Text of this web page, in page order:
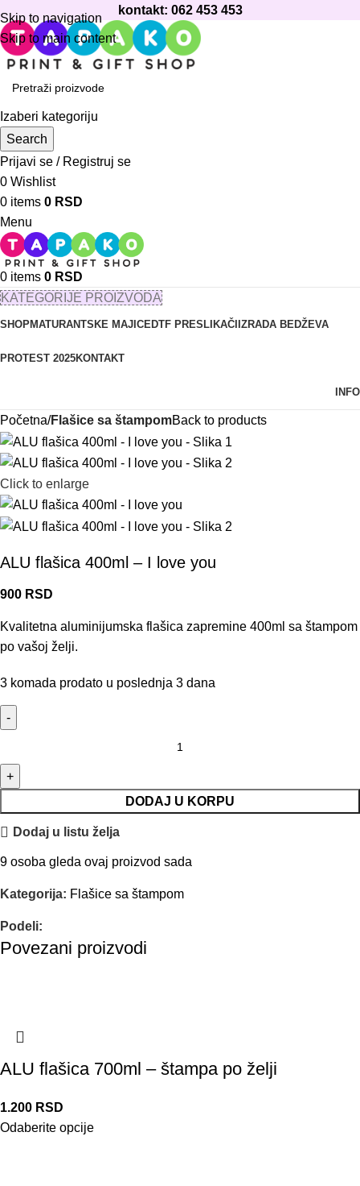
Skip to navigation
Skip to main content
kontakt: 062 453 453
Izaberi kategoriju
Search
Prijavi se / Registruj se
0 Wishlist
0 items 0 RSD
Menu
0 items 0 RSD
KATEGORIJE PROIZVODA
SHOPMATURANTSKE MAJICEDTF PRESLIKAČI IZRADA BEDŽEVA
PROTEST 2025KONTAKT
INFO
Početna Flašice sa štampomBack to products
Click to enlarge
ALU flašica 400ml – I love you
900 RSD
Kvalitetna aluminijumska flašica zapremine 400ml sa štampom
po vašoj želji.
3 komada prodato u poslednja 3 dana
DODAJ U KORPU
Dodaj u listu želja
9 osoba gleda ovaj proizvod sada
Kategorija: Flašice sa štampom
Podeli:
Povezani proizvodi
ALU flašica 700ml – štampa po želji
1.200 RSD
Odaberite opcije